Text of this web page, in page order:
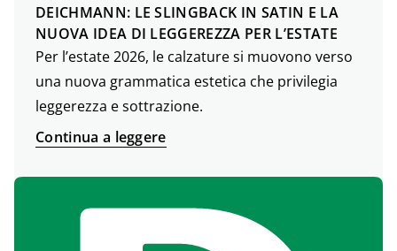
DEICHMANN: LE SLINGBACK IN SATIN E LA
NUOVA IDEA DI LEGGEREZZA PER L’ESTATE
Per l’estate 2026, le calzature si muovono verso
una nuova grammatica estetica che privilegia
leggerezza e sottrazione.
Continua a leggere